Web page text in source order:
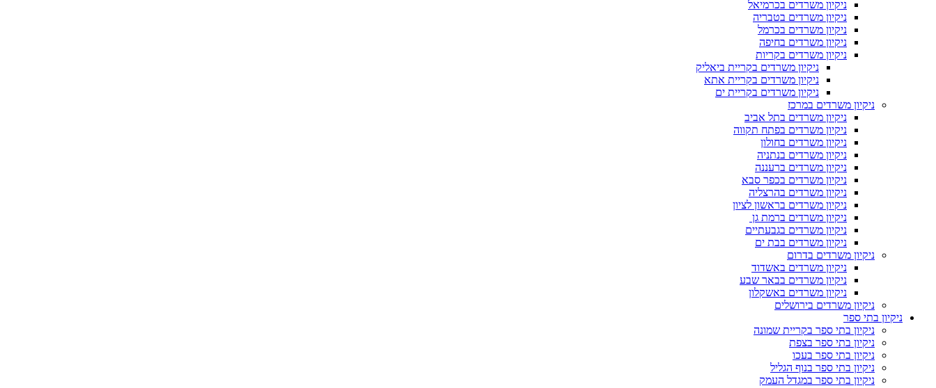
ניקיון משרדים בכרמיאל
ניקיון משרדים בטבריה
ניקיון משרדים בכרמל
ניקיון משרדים בחיפה
ניקיון משרדים בקריות
ניקיון משרדים בקריית ביאליק
ניקיון משרדים בקריית אתא
ניקיון משרדים בקריית ים
ניקיון משרדים במרכז
ניקיון משרדים בתל אביב
ניקיון משרדים בפתח תקווה
ניקיון משרדים בחולון
ניקיון משרדים בנתניה
ניקיון משרדים ברעננה
ניקיון משרדים בכפר סבא
ניקיון משרדים בהרצליה
ניקיון משרדים בראשון לציון
ניקיון משרדים ברמת גן
ניקיון משרדים בגבעתיים
ניקיון משרדים בבת ים
ניקיון משרדים בדרום
ניקיון משרדים באשדוד
ניקיון משרדים בבאר שבע
ניקיון משרדים באשקלון
ניקיון משרדים בירושלים
ניקיון בתי ספר
ניקיון בתי ספר בקריית שמונה
ניקיון בתי ספר בצפת
ניקיון בתי ספר בעכו
ניקיון בתי ספר בנוף הגליל
ניקיון בתי ספר במגדל העמק